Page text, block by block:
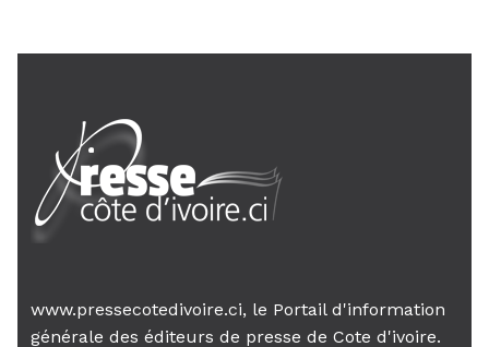
www.pressecotedivoire.ci, le Portail d'information
générale des éditeurs de presse de Cote d'ivoire.